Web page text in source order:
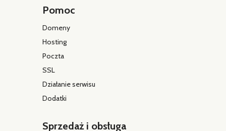
Pomoc
Domeny
Hosting
Poczta
SSL
Działanie serwisu
Dodatki
Sprzedaż i obsługa